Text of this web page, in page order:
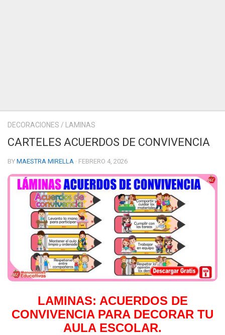
DECORACIONES / LAMINAS
CARTELES ACUERDOS DE CONVIVENCIA
BY MAESTRA MIRELLA · FEBRERO 4, 2026
LAMINAS: ACUERDOS DE
CONVIVENCIA PARA DECORAR TU
AULA ESCOLAR.